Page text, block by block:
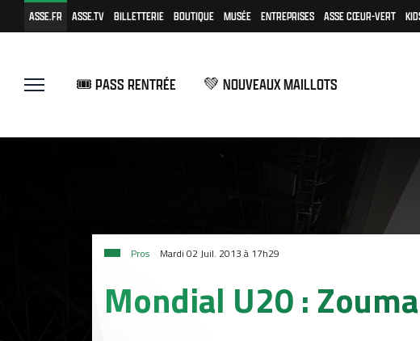
ASSE.FR ASSE.TV BILLETTERIE BOUTIQUE MUSÉE ENTREPRISES ASSE CŒUR-VERT
🎟️ PASS RENTRÉE 💚 NOUVEAUX MAILLOTS
Pros Mardi 02 Juil. 2013 à 17h29
Mondial U20 :